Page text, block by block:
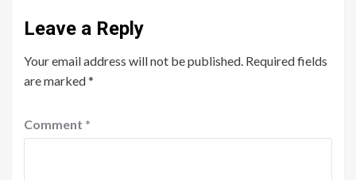
Leave a Reply
Your email address will not be published. Required fields
are marked*
Comment *